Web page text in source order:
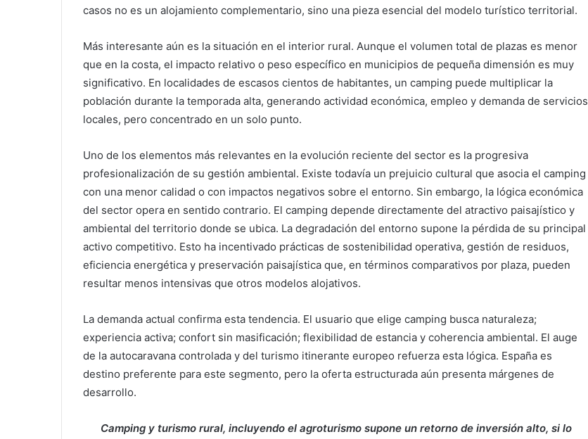
casos no es un alojamiento complementario, sino una pieza esencial del modelo turístico territorial.
Más interesante aún es la situación en el interior rural. Aunque el volumen total de plazas es menor
que en la costa, el impacto relativo o peso específico en municipios de pequeña dimensión es muy
significativo. En localidades de escasos cientos de habitantes, un camping puede multiplicar la
población durante la temporada alta, generando actividad económica, empleo y demanda de servicios
locales, pero concentrado en un solo punto.
Uno de los elementos más relevantes en la evolución reciente del sector es la progresiva
profesionalización de su gestión ambiental. Existe todavía un prejuicio cultural que asocia el camping
con una menor calidad o con impactos negativos sobre el entorno. Sin embargo, la lógica económica
del sector opera en sentido contrario. El camping depende directamente del atractivo paisajístico y
ambiental del territorio donde se ubica. La degradación del entorno supone la pérdida de su principal
activo competitivo. Esto ha incentivado prácticas de sostenibilidad operativa, gestión de residuos,
eficiencia energética y preservación paisajística que, en términos comparativos por plaza, pueden
resultar menos intensivas que otros modelos alojativos.
La demanda actual confirma esta tendencia. El usuario que elige camping busca naturaleza;
experiencia activa; confort sin masificación; flexibilidad de estancia y coherencia ambiental. El auge
de la autocaravana controlada y del turismo itinerante europeo refuerza esta lógica. España es
destino preferente para este segmento, pero la oferta estructurada aún presenta márgenes de
desarrollo.
Camping y turismo rural, incluyendo el agroturismo supone un retorno de inversión alto, si lo